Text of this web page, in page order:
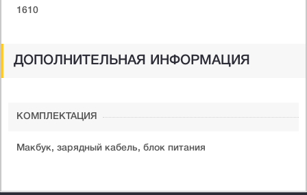
1610
ДОПОЛНИТЕЛЬНАЯ ИНФОРМАЦИЯ
КОМПЛЕКТАЦИЯ
Макбук, зарядный кабель, блок питания